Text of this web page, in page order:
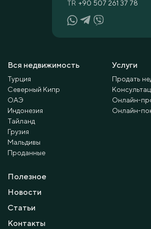
Вся недвижимость
Турция
Северный Кипр
ОАЭ
Индонезия
Тайланд
Грузия
Мальдивы
Проданные
Услуги
Продать
Онлайн-
Онлайн-
Полезное
Новости
Статьи
Контакты
TR +90 507 261 37 78